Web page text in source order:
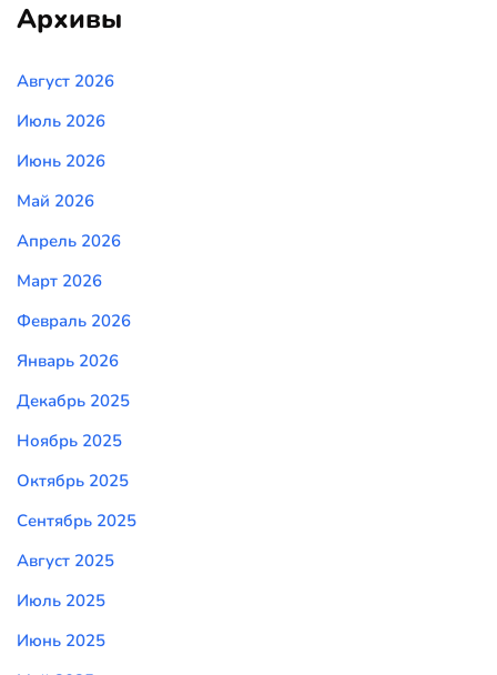
Архивы
Август 2026
Июль 2026
Июнь 2026
Май 2026
Апрель 2026
Март 2026
Февраль 2026
Январь 2026
Декабрь 2025
Ноябрь 2025
Октябрь 2025
Сентябрь 2025
Август 2025
Июль 2025
Июнь 2025